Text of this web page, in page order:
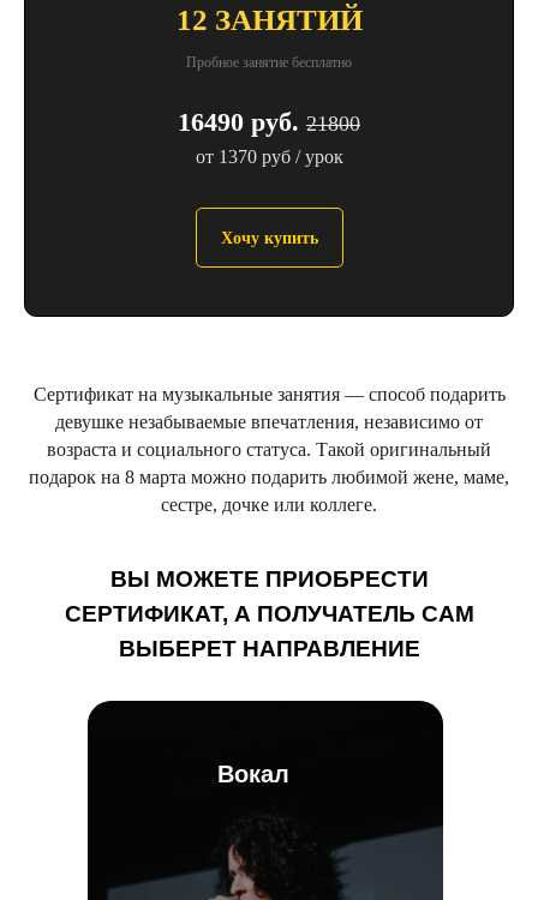
12 ЗАНЯТИЙ
Пробное занятие бесплатно
16490 руб. 21800
от 1370 руб / урок
Хочу купить
Сертификат на музыкальные занятия — способ подарить
девушке незабываемые впечатления, независимо от
возраста и социального статуса. Такой оригинальный
подарок на 8 марта можно подарить любимой жене, маме,
сестре, дочке или коллеге.
ВЫ МОЖЕТЕ ПРИОБРЕСТИ
СЕРТИФИКАТ, А ПОЛУЧАТЕЛЬ САМ
ВЫБЕРЕТ НАПРАВЛЕНИЕ
Вокал